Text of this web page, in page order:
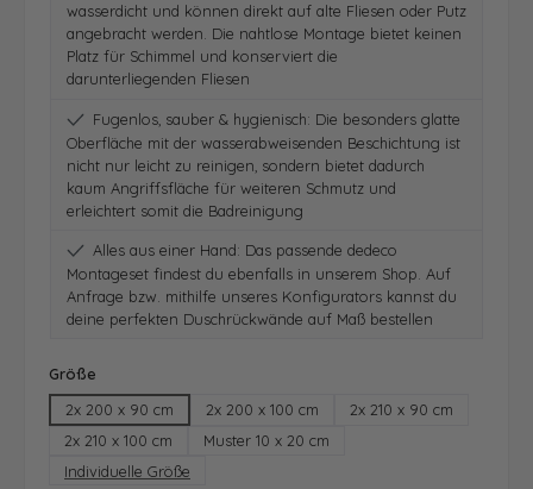
wasserdicht und können direkt auf alte Fliesen oder Putz
angebracht werden. Die nahtlose Montage bietet keinen
Platz für Schimmel und konserviert die
darunterliegenden Fliesen
Fugenlos, sauber & hygienisch: Die besonders glatte
Oberfläche mit der wasserabweisenden Beschichtung ist
nicht nur leicht zu reinigen, sondern bietet dadurch
kaum Angriffsfläche für weiteren Schmutz und
erleichtert somit die Badreinigung
Alles aus einer Hand: Das passende dedeco
Montageset findest du ebenfalls in unserem Shop. Auf
Anfrage bzw. mithilfe unseres Konfigurators kannst du
deine perfekten Duschrückwände auf Maß bestellen
Größe
2x 200 x 90 cm
2x 200 x 100 cm
2x 210 x 90 cm
2x 210 x 100 cm
Muster 10 x 20 cm
Individuelle Größe